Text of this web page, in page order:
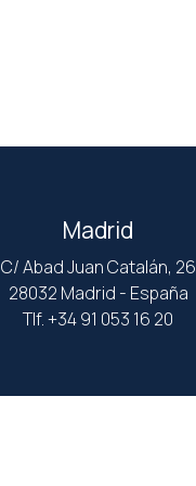
Madrid
C/ Abad Juan Catalán, 26
28032 Madrid - España
Tlf. +34 91 053 16 20